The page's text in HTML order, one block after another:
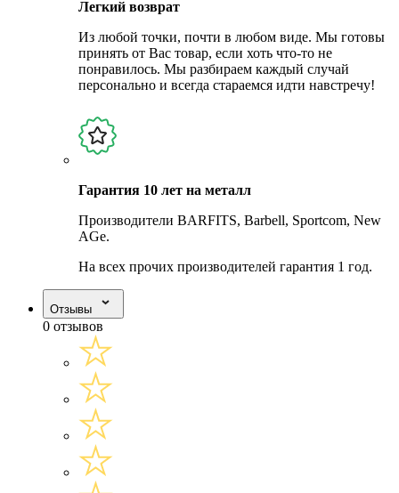
Легкий возврат
Из любой точки, почти в любом виде. Мы готовы
принять от Вас товар, если хоть что-то не
понравилось. Мы разбираем каждый случай
персонально и всегда стараемся идти навстречу!
Гарантия 10 лет на металл
Производители BARFITS, Barbell, Sportcom, New
AGe.
На всех прочих производителей гарантия 1 год.
Отзывы
0 отзывов